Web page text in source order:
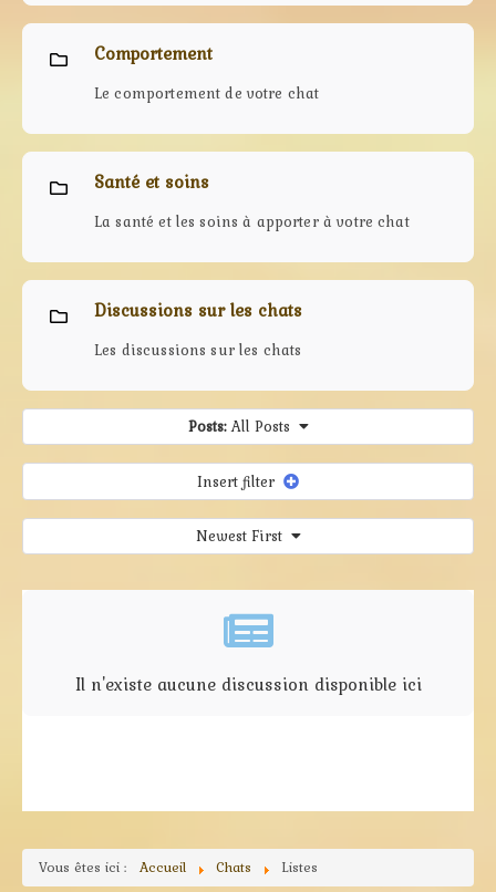
Comportement
Le comportement de votre chat
Santé et soins
La santé et les soins à apporter à votre chat
Discussions sur les chats
Les discussions sur les chats
Posts: All Posts
Insert filter
Newest First
Il n'existe aucune discussion disponible ici
Vous êtes ici : Accueil Chats Listes